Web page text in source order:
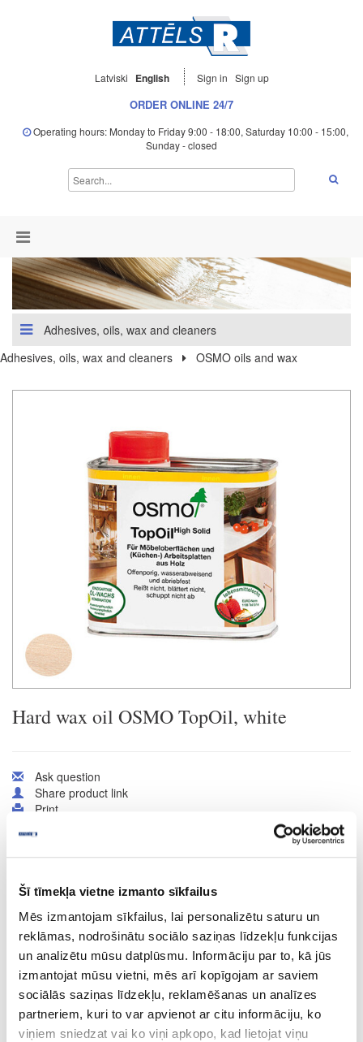
Šī tīmekļa vietne izmanto sīkfailus
Mēs izmantojam sīkfailus, lai personalizētu saturu un
reklāmas, nodrošinātu sociālo saziņas līdzekļu funkcijas
un analizētu mūsu datplūsmu. Informāciju par to, kā jūs
izmantojat mūsu vietni, mēs arī kopīgojam ar saviem
sociālās saziņas līdzekļu, reklamēšanas un analīzes
partneriem, kuri to var apvienot ar citu informāciju, ko
viņiem sniedzat vai ko viņi apkopo, kad lietojat viņu
Latviski English Sign in Sign up
ORDER ONLINE 24/7
Operating hours: Monday to Friday 9:00 - 18:00, Saturday 10:00 - 15:00,
Sunday - closed
Adhesives, oils, wax and cleaners
Adhesives, oils, wax and cleaners
OSMO oils and wax
Hard wax oil OSMO TopOil, white
Ask question
Share product link
Print
41-O0571
Hard wax oil OSMO TopOil, white
Piece
white
-
0.5